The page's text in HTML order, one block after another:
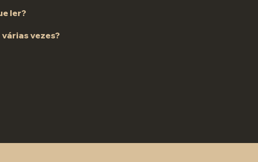
ler?
várias vezes?